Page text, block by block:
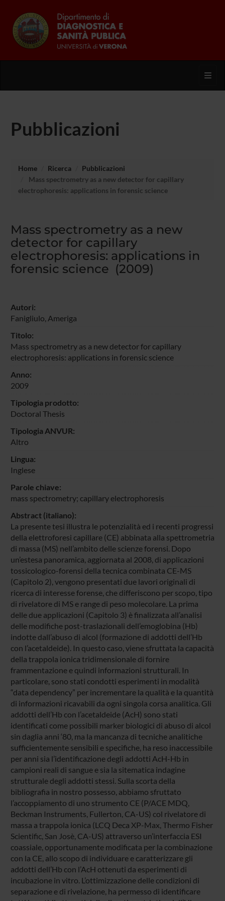
Pubblicazioni
Home Ricerca
Pubblicazioni
Mass spectrometry as a new detector for capillary
electrophoresis: applications in forensic science
Mass spectrometry as a new
detector for capillary
electrophoresis: applications in
forensic science (2009)
Autori:
Fanigliulo, Ameriga
Titolo:
Mass spectrometry as a new detector for capillary
electrophoresis: applications in forensic science
Anno:
2009
Tipologia prodotto:
Doctoral Thesis
Tipologia ANVUR:
Altro
Lingua:
Inglese
Parole chiave:
mass spectrometry; capillary electrophoresis
Abstract (italiano):
La presente tesi illustra le potenzialità ed i recenti progressi
della elettroforesi capillare (CE) abbinata alla spettrometria
di massa (MS) nell’ambito delle scienze forensi. Dopo
un’estesa panoramica, aggiornata al 2008, di applicazioni
tossicologico-forensi della tecnica combinata CE-MS
(Capitolo 2), vengono presentati due lavori originali di
ricerca di interesse forense, che differiscono per scopo, tipo
di rivelatore di MS e range di peso molecolare. La prima
delle due applicazioni (Capitolo 3) è finalizzata all’analisi
delle modifiche post-traslazionali dell’emoglobina (Hb)
indotte dall’abuso di alcol (formazione di addotti dell’Hb
con l’acetaldeide). In questo caso, viene sfruttata la capacità
della trappola ionica tridimensionale di fornire
frammentazione e quindi informazioni strutturali. In
particolare, sono stati condotti esperimenti in modalità
“data dependency” per incrementare la qualità e la quantità
di informazioni ricavabili da ogni singola corsa analitica. Gli
addotti dell’Hb con l’acetaldeide (AcH) sono stati
identificati come possibili marker biologici di abuso di alcol
sin daglia anni ‘80, ma la mancanza di tecniche analitiche
sufficientemente sensibili e specifiche, ha reso inaccessibile
per anni sia l’identificazione degli addotti AcH-Hb in
campioni reali di sangue e sia la sitematica indagine
strutturale degli addotti stessi. Sulla scorta della
bibliografia in nostro possesso, abbiamo sfruttato
l’accoppiamento di uno strumento CE (P/ACE MDQ,
Beckman Instruments, Fullerton, CA-US) col rivelatore di
massa a trappola ionica (LCQ Deca XP-Max, Thermo Fisher
Scientific, San Josè, CA-US) attraverso un’interfaccia ESI
coassiale, opportunamente modificata per la combinazione
con la CE, allo scopo di individuare e caratterizzare gli
addotti dell’Hb con l’AcH ottenuti da esperimenti di
incubazione in vitro. L’ottimizzazione delle condizioni di
separazione e di rivelazione, ha permesso di identificare